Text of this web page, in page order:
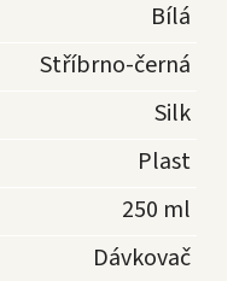
Bílá
Stříbrno-černá
Silk
Plast
250 ml
Dávkovač